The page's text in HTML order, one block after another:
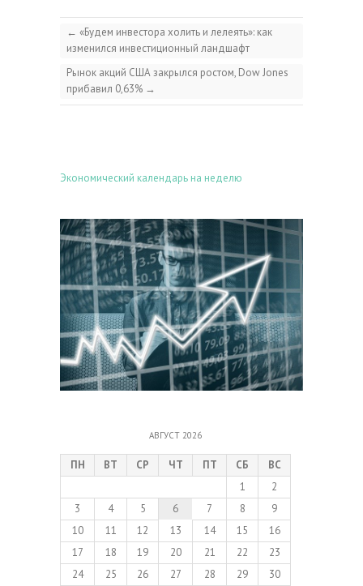
← «Будем инвестора холить и лелеять»: как
изменился инвестиционный ландшафт
Рынок акций США закрылся ростом, Dow Jones
прибавил 0,63% →
Экономический календарь на неделю
АВГУСТ 2026
ПН ВТ СР ЧТ ПТ СБ
ВС
1
2
3
4 5 6 7 8
9
10
11 12 13 14 15
16
17
18 19 20 21 22
23
24
25 26 27 28 29 30